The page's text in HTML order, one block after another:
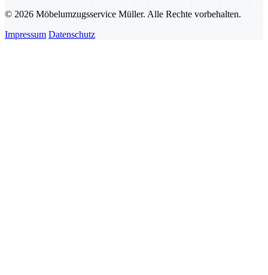
© 2026 Möbelumzugsservice Müller. Alle Rechte vorbehalten.
Impressum Datenschutz